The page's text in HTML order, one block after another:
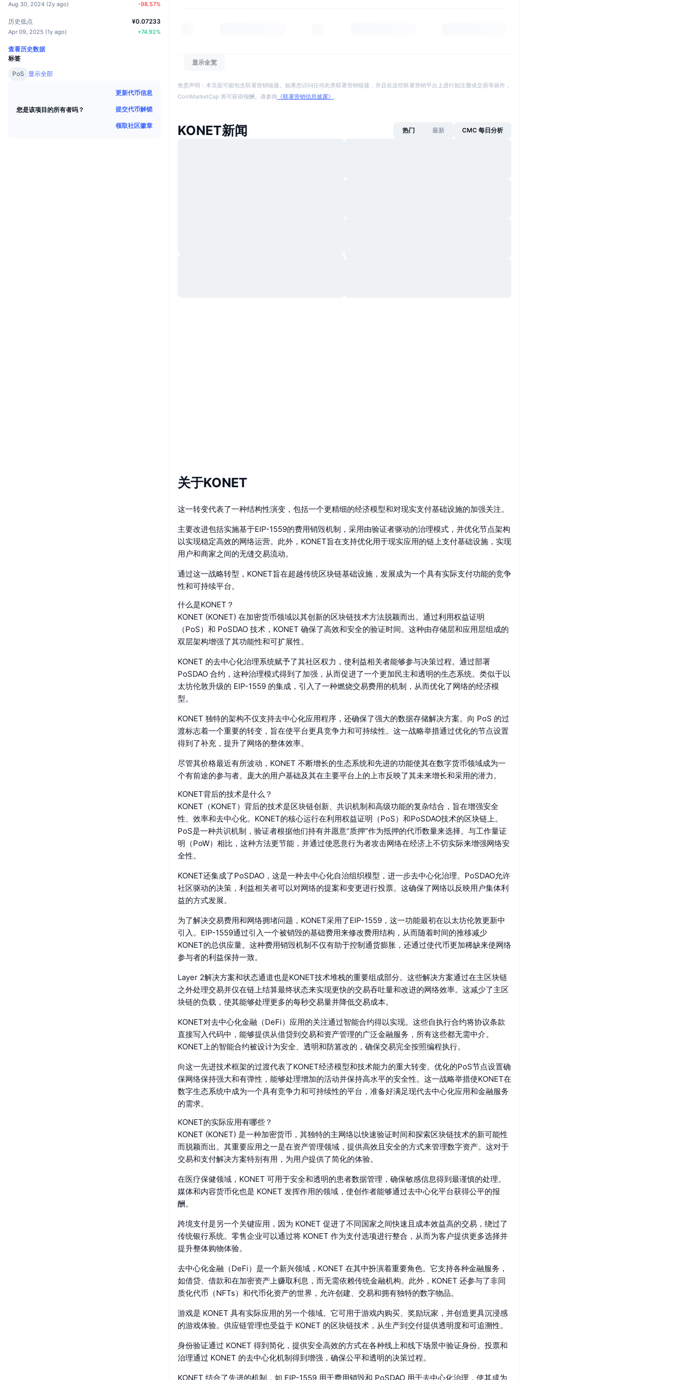
Aug 30, 2024 (2y ago) -98.57%
历史低点
Apr 09, 2025 (1y ago)
¥0.07233
+74.92%
查看历史数据
标签
PoS
显示全部
您是该项目的所有者吗？
更新代币信息
提交代币解锁
领取社区徽章
显示全宽
免责声明：本页面可能包含联署营销链接。如果您访问任何此类联署营销链接，并且在这些联署营销平台上进行如注册或交易等操作，
CoinMarketCap 将可获得报酬。请参阅 《联署营销信息披露》 。
KONET新闻 热门 最新 CMC 每日分析
关于KONET
这一转变代表了一种结构性演变，包括一个更精细的经济模型和对现实支付基础设施的加强关注。
主要改进包括实施基于EIP-1559的费用销毁机制，采用由验证者驱动的治理模式，并优化节点架构
以实现稳定高效的网络运营。此外，KONET旨在支持优化用于现实应用的链上支付基础设施，实现
用户和商家之间的无缝交易流动。
通过这一战略转型，KONET旨在超越传统区块链基础设施，发展成为一个具有实际支付功能的竞争
性和可持续平台。
什么是KONET？
KONET (KONET) 在加密货币领域以其创新的区块链技术方法脱颖而出。通过利用权益证明
（PoS）和 PoSDAO 技术，KONET 确保了高效和安全的验证时间。这种由存储层和应用层组成的
双层架构增强了其功能性和可扩展性。
KONET 的去中心化治理系统赋予了其社区权力，使利益相关者能够参与决策过程。通过部署
PoSDAO 合约，这种治理模式得到了加强，从而促进了一个更加民主和透明的生态系统。类似于以
太坊伦敦升级的 EIP-1559 的集成，引入了一种燃烧交易费用的机制，从而优化了网络的经济模
型。
KONET 独特的架构不仅支持去中心化应用程序，还确保了强大的数据存储解决方案。向 PoS 的过
渡标志着一个重要的转变，旨在使平台更具竞争力和可持续性。这一战略举措通过优化的节点设置
得到了补充，提升了网络的整体效率。
尽管其价格最近有所波动，KONET 不断增长的生态系统和先进的功能使其在数字货币领域成为一
个有前途的参与者。庞大的用户基础及其在主要平台上的上市反映了其未来增长和采用的潜力。
KONET背后的技术是什么？
KONET（KONET）背后的技术是区块链创新、共识机制和高级功能的复杂结合，旨在增强安全
性、效率和去中心化。KONET的核心运行在利用权益证明（PoS）和PoSDAO技术的区块链上。
PoS是一种共识机制，验证者根据他们持有并愿意“质押”作为抵押的代币数量来选择。与工作量证
明（PoW）相比，这种方法更节能，并通过使恶意行为者攻击网络在经济上不切实际来增强网络安
全性。
KONET还集成了PoSDAO，这是一种去中心化自治组织模型，进一步去中心化治理。PoSDAO允许
社区驱动的决策，利益相关者可以对网络的提案和变更进行投票。这确保了网络以反映用户集体利
益的方式发展。
为了解决交易费用和网络拥堵问题，KONET采用了EIP-1559，这一功能最初在以太坊伦敦更新中
引入。EIP-1559通过引入一个被销毁的基础费用来修改费用结构，从而随着时间的推移减少
KONET的总供应量。这种费用销毁机制不仅有助于控制通货膨胀，还通过使代币更加稀缺来使网络
参与者的利益保持一致。
Layer 2解决方案和状态通道也是KONET技术堆栈的重要组成部分。这些解决方案通过在主区块链
之外处理交易并仅在链上结算最终状态来实现更快的交易吞吐量和改进的网络效率。这减少了主区
块链的负载，使其能够处理更多的每秒交易量并降低交易成本。
KONET对去中心化金融（DeFi）应用的关注通过智能合约得以实现。这些自执行合约将协议条款
直接写入代码中，能够提供从借贷到交易和资产管理的广泛金融服务，所有这些都无需中介。
KONET上的智能合约被设计为安全、透明和防篡改的，确保交易完全按照编程执行。
向这一先进技术框架的过渡代表了KONET经济模型和技术能力的重大转变。优化的PoS节点设置确
保网络保持强大和有弹性，能够处理增加的活动并保持高水平的安全性。这一战略举措使KONET在
数字生态系统中成为一个具有竞争力和可持续性的平台，准备好满足现代去中心化应用和金融服务
的需求。
KONET的实际应用有哪些？
KONET (KONET) 是一种加密货币，其独特的主网络以快速验证时间和探索区块链技术的新可能性
而脱颖而出。其重要应用之一是在资产管理领域，提供高效且安全的方式来管理数字资产。这对于
交易和支付解决方案特别有用，为用户提供了简化的体验。
在医疗保健领域，KONET 可用于安全和透明的患者数据管理，确保敏感信息得到最谨慎的处理。
媒体和内容货币化也是 KONET 发挥作用的领域，使创作者能够通过去中心化平台获得公平的报
酬。
跨境支付是另一个关键应用，因为 KONET 促进了不同国家之间快速且成本效益高的交易，绕过了
传统银行系统。零售企业可以通过将 KONET 作为支付选项进行整合，从而为客户提供更多选择并
提升整体购物体验。
去中心化金融（DeFi）是一个新兴领域，KONET 在其中扮演着重要角色。它支持各种金融服务，
如借贷、借款和在加密资产上赚取利息，而无需依赖传统金融机构。此外，KONET 还参与了非同
质化代币（NFTs）和代币化资产的世界，允许创建、交易和拥有独特的数字物品。
游戏是 KONET 具有实际应用的另一个领域。它可用于游戏内购买、奖励玩家，并创造更具沉浸感
的游戏体验。供应链管理也受益于 KONET 的区块链技术，从生产到交付提供透明度和可追溯性。
身份验证通过 KONET 得到简化，提供安全高效的方式在各种线上和线下场景中验证身份。投票和
治理通过 KONET 的去中心化机制得到增强，确保公平和透明的决策过程。
KONET 结合了先进的机制，如 EIP-1559 用于费用销毁和 PoSDAO 用于去中心化治理，使其成为